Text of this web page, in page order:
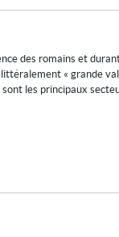
des romains et
« grande
les principaux